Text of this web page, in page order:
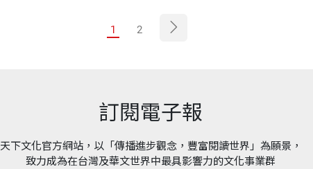
1 2
訂閱電子報
天下文化官方網站，以「傳播進步觀念，豐富閱讀世界」為願景，
致力成為在台灣及華文世界中最具影響力的文化事業群